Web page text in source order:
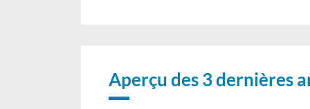
Aperçu des 3 dernières